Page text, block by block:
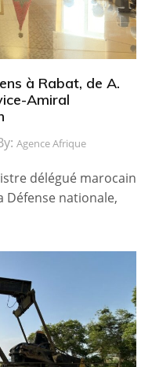
à Rabat, de A.
Amiral
Agence Afrique
délégué marocain
Défense nationale,